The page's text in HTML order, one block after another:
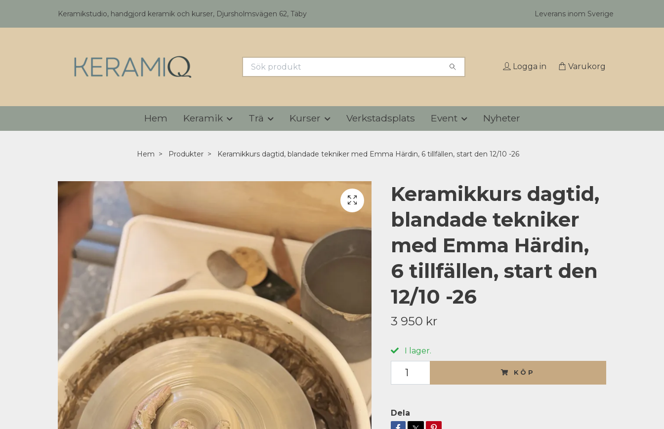
Keramikstudio, handgjord keramik och kurser, Djursholmsvägen 62, Täby Leverans inom Sverige
Logga in Varukorg
Hem Keramik Trä Kurser Verkstadsplats Event Nyheter
Hem Produkter Keramikkurs dagtid, blandade tekniker med Emma Härdin, 6 tillfällen, start den 12/10 -26
Keramikkurs dagtid,
blandade tekniker
med Emma Härdin,
6 tillfällen, start den
12/10 -26
3 950 kr
I lager.
KÖP
Dela